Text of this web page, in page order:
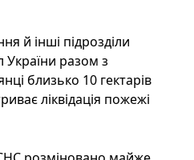
й інші підрозділи
України разом з
близько 10 гектарів
ліквідація пожежі